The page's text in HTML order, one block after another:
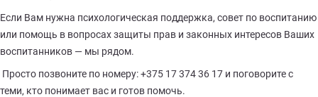
Если Вам нужна психологическая поддержка, совет по воспитанию
или помощь в вопросах защиты прав и законных интересов Ваших
воспитанников — мы рядом.
Просто позвоните по номеру: +375 17 374 36 17 и поговорите с
теми, кто понимает вас и готов помочь.